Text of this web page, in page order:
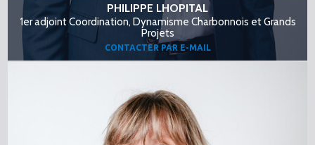
PHILIPPE LHOPITAL
1er adjoint Coordination, Dynamisme Charbonnois et Grands
Projets
CONTACTER PAR E-MAIL